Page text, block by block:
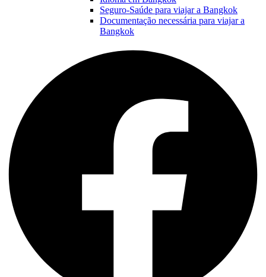
Seguro-Saúde para viajar a Bangkok
Documentação necessária para viajar a
Bangkok